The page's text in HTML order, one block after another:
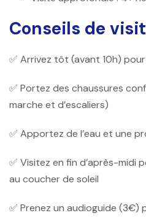
Conseils de
✅ Arrivez tôt (avant 10h)
✅ Portez des chaussures
marche et d’escaliers)
✅ Apportez de l’eau et une
✅ Visitez en fin d’après-midi
au coucher de soleil
✅ Prenez un audioguide (3€)